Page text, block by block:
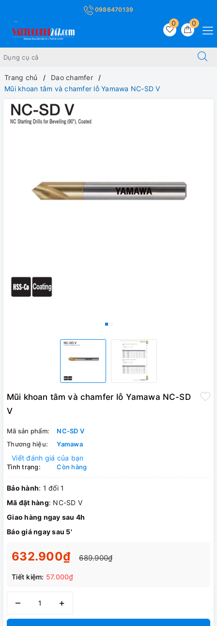
0986470139
0
0
Trang chủ
Dao chamfer
Mũi khoan tâm và chamfer lỗ Yamawa NC-SD V
Mũi khoan tâm và chamfer lỗ Yamawa NC-SD
V
Mã sản phẩm:
NC-SD V
Thương hiệu:
Yamawa
Viết đánh giá của bạn
Tình trạng: Còn hàng
Bảo hành: 1 đổi 1
Mã đặt hàng: NC-SD V
Giao hàng ngay sau 4h
Báo giá ngay sau 5'
632.900₫ 689.900₫
Tiết kiệm: 57.000₫
– +